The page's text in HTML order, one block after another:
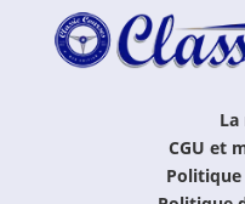
CGU et
Politique